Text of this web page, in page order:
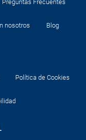
Preguntas Frecuentes
nosotros Blog
Política de Cookies